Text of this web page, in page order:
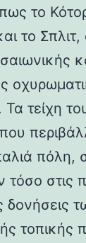
το
το
Τα τείχη
πόλη,
τόσο στις
δονήσεις
τοπικής